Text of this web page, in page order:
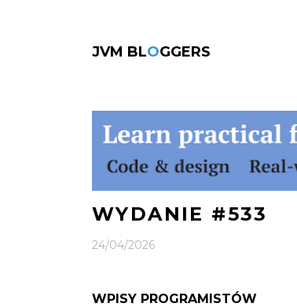
JVM BLOGGERS
WYDANIE #533
24/04/2026
WPISY PROGRAMISTÓW